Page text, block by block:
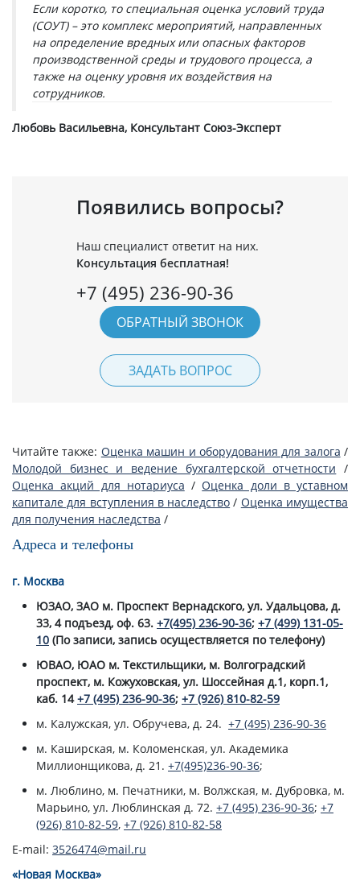
Если коротко, то специальная оценка условий труда
(СОУТ) – это комплекс мероприятий, направленных
на определение вредных или опасных факторов
производственной среды и трудового процесса, а
также на оценку уровня их воздействия на
сотрудников.
Любовь Васильевна, Консультант Союз-Эксперт
Появились вопросы?
Наш специалист ответит на них.
Консультация бесплатная!
+7 (495) 236-90-36
ОБРАТНЫЙ ЗВОНОК
ЗАДАТЬ ВОПРОС
Читайте также: Оценка машин и оборудования для залога /
Молодой бизнес и ведение бухгалтерской отчетности /
Оценка акций для нотариуса /Оценка доли в уставном
капитале для вступления в наследство / Оценка имущества
для получения наследства /
Адреса и телефоны
г. Москва
ЮЗАО, ЗАО м. Проспект Вернадского, ул. Удальцова, д.
33, 4 подъезд, оф. 63. +7(495) 236-90-36; +7 (499) 131-05-
10 (По записи, запись осуществляется по телефону)
ЮВАО, ЮАО м. Текстильщики, м. Волгоградский
проспект, м. Кожуховская, ул. Шоссейная д.1, корп.1,
каб. 14+7 (495) 236-90-36; +7 (926) 810-82-59
м. Калужская, ул. Обручева, д. 24. +7 (495) 236-90-36
м. Каширская, м. Коломенская, ул. Академика
Миллионщикова, д. 21. +7(495)236-90-36;
м. Люблино, м. Печатники, м. Волжская, м. Дубровка, м.
Марьино, ул. Люблинская д. 72. +7 (495) 236-90-36; +7
(926) 810-82-59, +7 (926) 810-82-58
E-mail: 3526474@mail.ru
«Новая Москва»